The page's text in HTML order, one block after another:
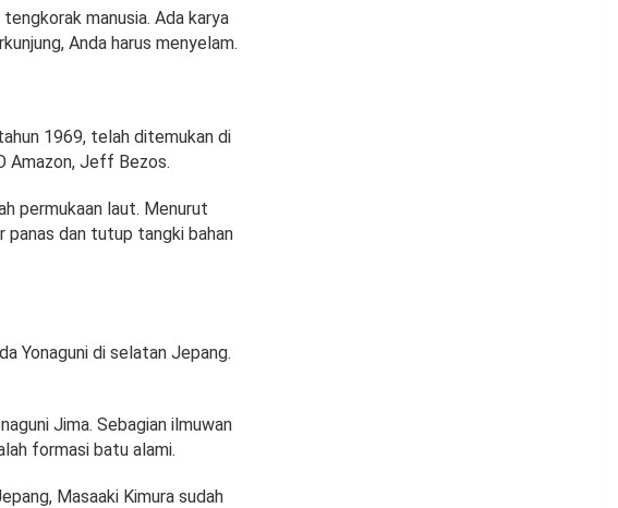
manusia. Ada karya
Anda harus menyelam.
1969, telah ditemukan di
Amazon, Jeff Bezos.
permukaan laut. Menurut
panas dan tutup tangki bahan
Yonaguni di selatan Jepang.
Jima. Sebagian ilmuwan
formasi batu alami.
Masaaki Kimura sudah